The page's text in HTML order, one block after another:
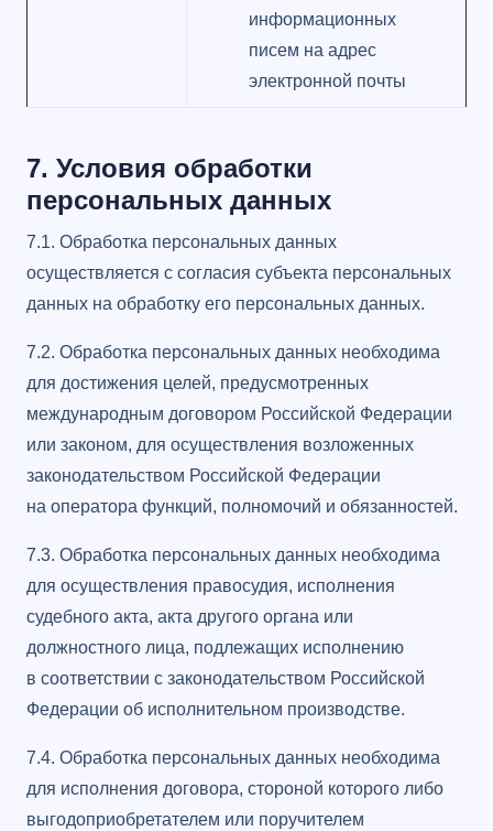
информационных
писем на адрес
электронной почты
7. Условия обработки
персональных данных
7.1. Обработка персональных данных
осуществляется с согласия субъекта персональных
данных на обработку его персональных данных.
7.2. Обработка персональных данных необходима
для достижения целей, предусмотренных
международным договором Российской Федерации
или законом, для осуществления возложенных
законодательством Российской Федерации
на оператора функций, полномочий и обязанностей.
7.3. Обработка персональных данных необходима
для осуществления правосудия, исполнения
судебного акта, акта другого органа или
должностного лица, подлежащих исполнению
в соответствии с законодательством Российской
Федерации об исполнительном производстве.
7.4. Обработка персональных данных необходима
для исполнения договора, стороной которого либо
выгодоприобретателем или поручителем